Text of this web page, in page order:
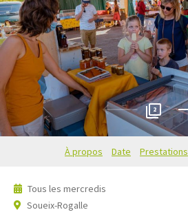
2
À propos Date Prestations
Tous les mercredis
Soueix-Rogalle